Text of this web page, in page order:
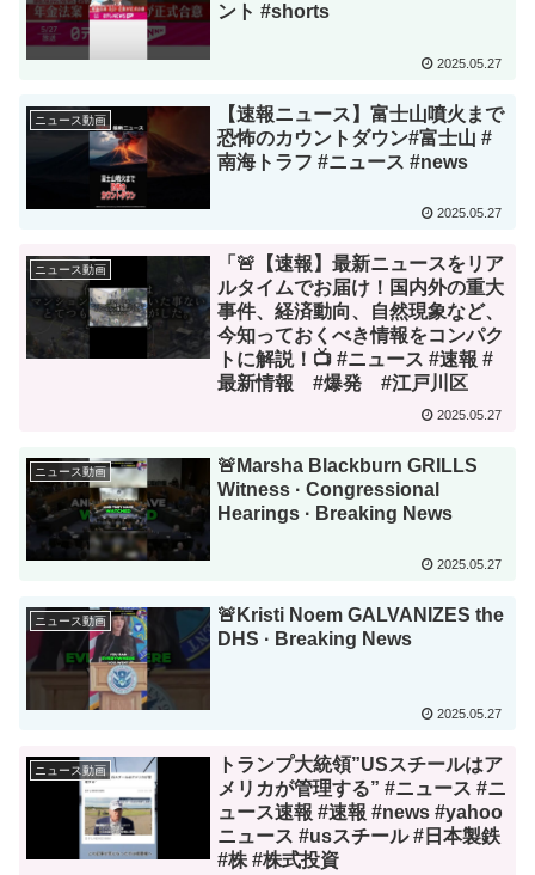
ント #shorts
2025.05.27
ニュース動画
【速報ニュース】富士山噴火まで
恐怖のカウントダウン#富士山 #
南海トラフ #ニュース #news
2025.05.27
ニュース動画
「🚨【速報】最新ニュースをリア
ルタイムでお届け！国内外の重大
事件、経済動向、自然現象など、
今知っておくべき情報をコンパク
トに解説！📺 #ニュース #速報 #
最新情報 #爆発 #江戸川区
2025.05.27
ニュース動画
🚨Marsha Blackburn GRILLS
Witness · Congressional
Hearings · Breaking News
2025.05.27
ニュース動画
🚨Kristi Noem GALVANIZES the
DHS · Breaking News
2025.05.27
ニュース動画
トランプ大統領”USスチールはア
メリカが管理する” #ニュース #ニ
ュース速報 #速報 #news #yahoo
ニュース #usスチール #日本製鉄
#株 #株式投資